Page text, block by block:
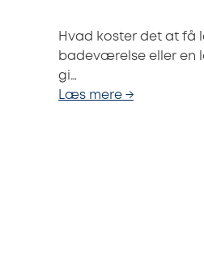
Hvad koster det at få
badeværelse eller en
gi…
Læs mere →